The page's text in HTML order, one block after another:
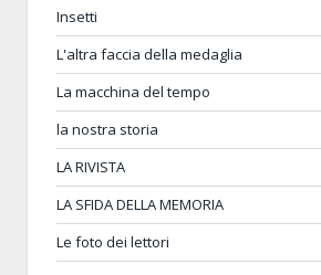
Insetti
L'altra faccia della medaglia
La macchina del tempo
la nostra storia
LA RIVISTA
LA SFIDA DELLA MEMORIA
Le foto dei lettori